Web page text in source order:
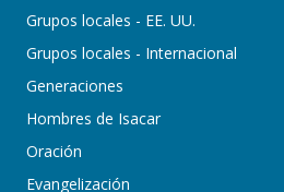
Grupos locales - EE. UU.
Grupos locales - Internacional
Generaciones
Hombres de Isacar
Oración
Evangelización